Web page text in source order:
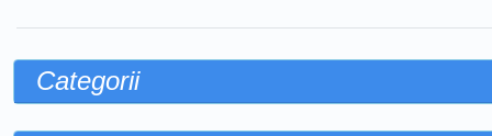
Categorii